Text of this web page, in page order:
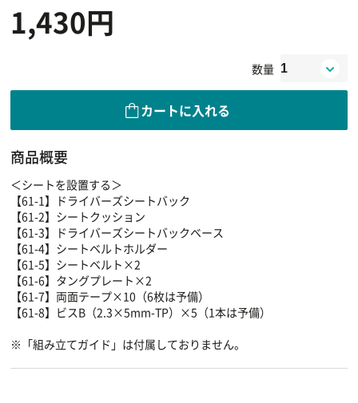
1,430円
数量
カートに入れる
商品概要
＜シートを設置する＞
【61-1】ドライバーズシートバック
【61-2】シートクッション
【61-3】ドライバーズシートバックベース
【61-4】シートベルトホルダー
【61-5】シートベルト×2
【61-6】タングプレート×2
【61-7】両面テープ×10（6枚は予備）
【61-8】ビスB（2.3×5mm-TP）×5（1本は予備）
※「組み立てガイド」は付属しておりません。